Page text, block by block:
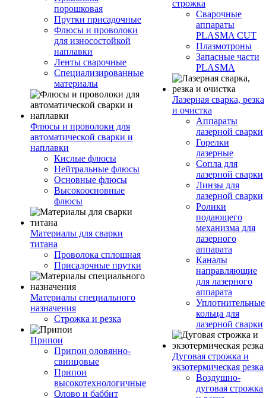
порошковая
Прутки присадочные
Флюсы и проволоки
для износостойкой
наплавки
Ленты сварочные
Специализированные
материалы
Флюсы и проволоки для
автоматической сварки и
наплавки
Кислые флюсы
Нейтральные флюсы
Основные флюсы
Высокоосновные
флюсы
Материалы для сварки
титана
Проволока сплошная
Присадочные прутки
Материалы специального
назначения
Строжка и резка
Припои
Припои оловянно-
свинцовые
Припои
высокотехнологичные
Олово и баббит
строжка
Сварочные
аппараты
PLASMA CUT
Плазмотроны
Запасные части
PLASMA
Лазерная сварка, резка
и очистка
Аппараты
лазерной сварки
Горелки
лазерные
Сопла для
лазерной сварки
Линзы для
лазерной сварки
Ролики
подающего
механизма для
лазерного
аппарата
Каналы
направляющие
для лазерного
аппарата
Уплотнительные
кольца для
лазерной сварки
Дуговая строжка и
экзотермическая резка
Воздушно-
дуговая строжка